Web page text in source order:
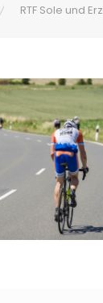
RTF Sole und Erz